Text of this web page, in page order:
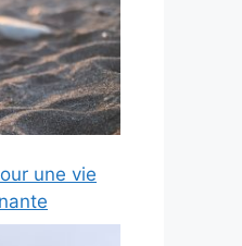
une vie